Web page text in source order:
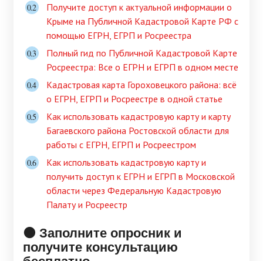
Получите доступ к актуальной информации о
Крыме на Публичной Кадастровой Карте РФ с
помощью ЕГРН, ЕГРП и Росреестра
Полный гид по Публичной Кадастровой Карте
Росреестра: Все о ЕГРН и ЕГРП в одном месте
Кадастровая карта Гороховецкого района: всё
о ЕГРН, ЕГРП и Росреестре в одной статье
Как использовать кадастровую карту и карту
Багаевского района Ростовской области для
работы с ЕГРН, ЕГРП и Росреестром
Как использовать кадастровую карту и
получить доступ к ЕГРН и ЕГРП в Московской
области через Федеральную Кадастровую
Палату и Росреестр
🟠 Заполните опросник и
получите консультацию